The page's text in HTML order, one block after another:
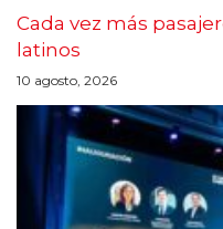
Cada vez más
latinos
10 agosto, 2026